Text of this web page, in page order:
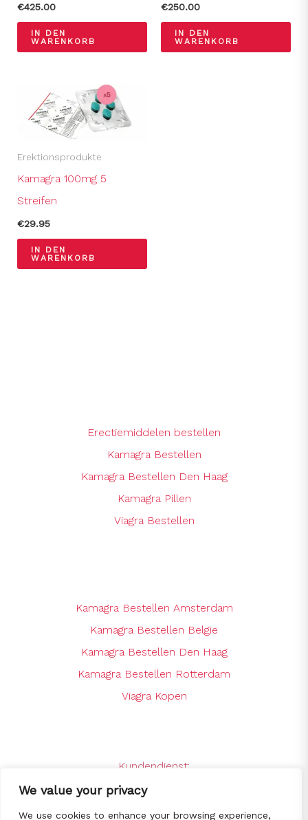
We value your privacy
We use cookies to enhance your browsing experience,
€425.00
IN DEN
WARENKORB
€250.00
IN DEN
WARENKORB
Erektionsprodukte
Kamagra 100mg 5
Streifen
€29.95
IN DEN
WARENKORB
Erectiemiddelen bestellen
Kamagra Bestellen
Kamagra Bestellen Den Haag
Kamagra Pillen
Viagra Bestellen
Kamagra Bestellen Amsterdam
Kamagra Bestellen Belgie
Kamagra Bestellen Den Haag
Kamagra Bestellen Rotterdam
Viagra Kopen
Kundendienst:
support@kamagrabestellenshop.online
24 x 7 Online Support